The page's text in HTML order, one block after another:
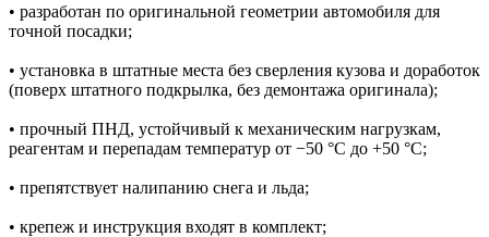
• разработан по оригинальной геометрии автомобиля для
точной посадки;
• установка в штатные места без сверления кузова и доработок
(поверх штатного подкрылка, без демонтажа оригинала);
• прочный ПНД, устойчивый к механическим нагрузкам,
реагентам и перепадам температур от −50 °C до +50 °C;
• препятствует налипанию снега и льда;
• крепеж и инструкция входят в комплект;